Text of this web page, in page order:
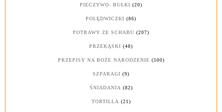
PIECZYWO- BUŁKI (20)
POLĘDWICZKI (86)
POTRAWY ZE SCHABU (207)
PRZEKĄSKI (48)
PRZEPISY NA BOŻE NARODZENIE (500)
SZPARAGI (9)
ŚNIADANIA (82)
TORTILLA (21)